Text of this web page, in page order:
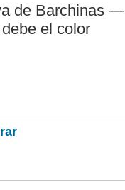
de Barchinas —
el color